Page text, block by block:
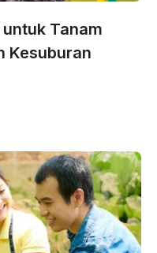
Tanam
Kesuburan